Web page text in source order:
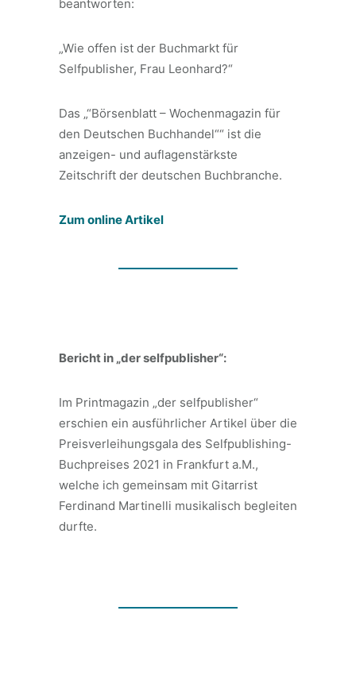
beantworten:
„Wie offen ist der Buchmarkt für
Selfpublisher, Frau Leonhard?“
Das „“Börsenblatt – Wochenmagazin für
den Deutschen Buchhandel““ ist die
anzeigen- und auflagenstärkste
Zeitschrift der deutschen Buchbranche.
Zum online Artikel
Bericht in „der selfpublisher“:
Im Printmagazin „der selfpublisher“
erschien ein ausführlicher Artikel über die
Preisverleihungsgala des Selfpublishing-
Buchpreises 2021 in Frankfurt a.M.,
welche ich gemeinsam mit Gitarrist
Ferdinand Martinelli musikalisch begleiten
durfte.